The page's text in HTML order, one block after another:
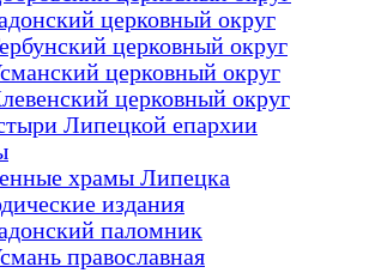
церковный округ
церковный округ
церковный округ
церковный округ
Липецкой епархии
храмы Липецка
издания
паломник
православная